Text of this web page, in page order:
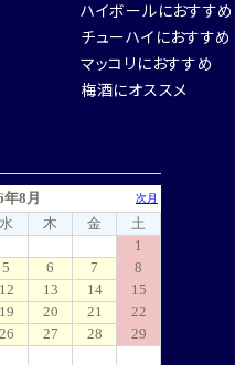
ハイボールにおすすめ
チューハイにおすすめ
マッコリにおすすめ
梅酒にオススメ